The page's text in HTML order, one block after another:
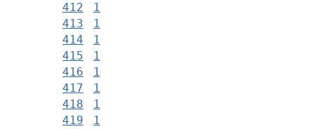
412
1
413
1
414
1
415
1
416
1
417
1
418
1
419
1